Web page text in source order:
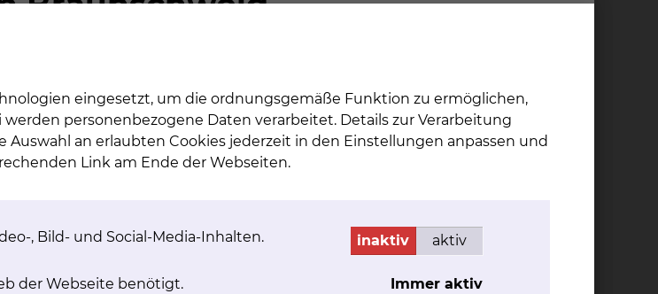
Braunschweig
mehr
5341 8240
5341 824320
Mail kontaktieren
eingesetzt, um die ordnungsgemäße Funktion zu ermöglichen,
personenbezogene Daten verarbeitet. Details zur Verarbeitung
an erlaubten Cookies jederzeit in den Einstellungen anpassen und
Link am Ende der Webseiten.
, Bild- und Social-Media-Inhalten. inaktiv aktiv
der Webseite benötigt. Immer aktiv